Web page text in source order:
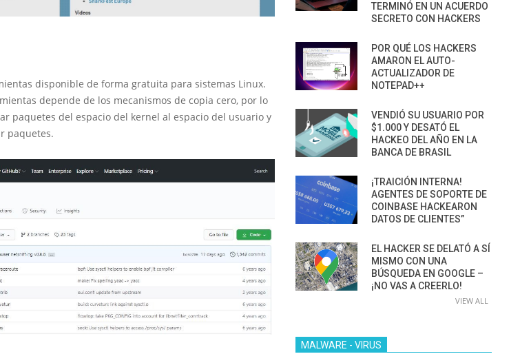
disponible de forma gratuita para sistemas Linux.
depende de los mecanismos de copia cero, por lo
paquetes del espacio del kernel al espacio del usuario y
paquetes.
TERMINÓ EN UN ACUERDO
SECRETO CON HACKERS
POR QUÉ LOS HACKERS
AMARON EL AUTO-
ACTUALIZADOR DE
NOTEPAD++
VENDIÓ SU USUARIO POR
$1.000 Y DESATÓ EL
HACKEO DEL AÑO EN LA
BANCA DE BRASIL
¡TRAICIÓN INTERNA!
AGENTES DE SOPORTE DE
COINBASE HACKEARON
DATOS DE CLIENTES”
EL HACKER SE DELATÓ A SÍ
MISMO CON UNA
BÚSQUEDA EN GOOGLE –
¡NO VAS A CREERLO!
VIEW ALL
MALWARE - VIRUS